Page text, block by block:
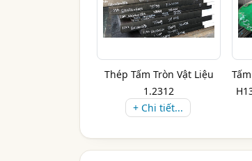
Thép Tấm Tròn Vật Liệu
1.2312
+ Chi tiết...